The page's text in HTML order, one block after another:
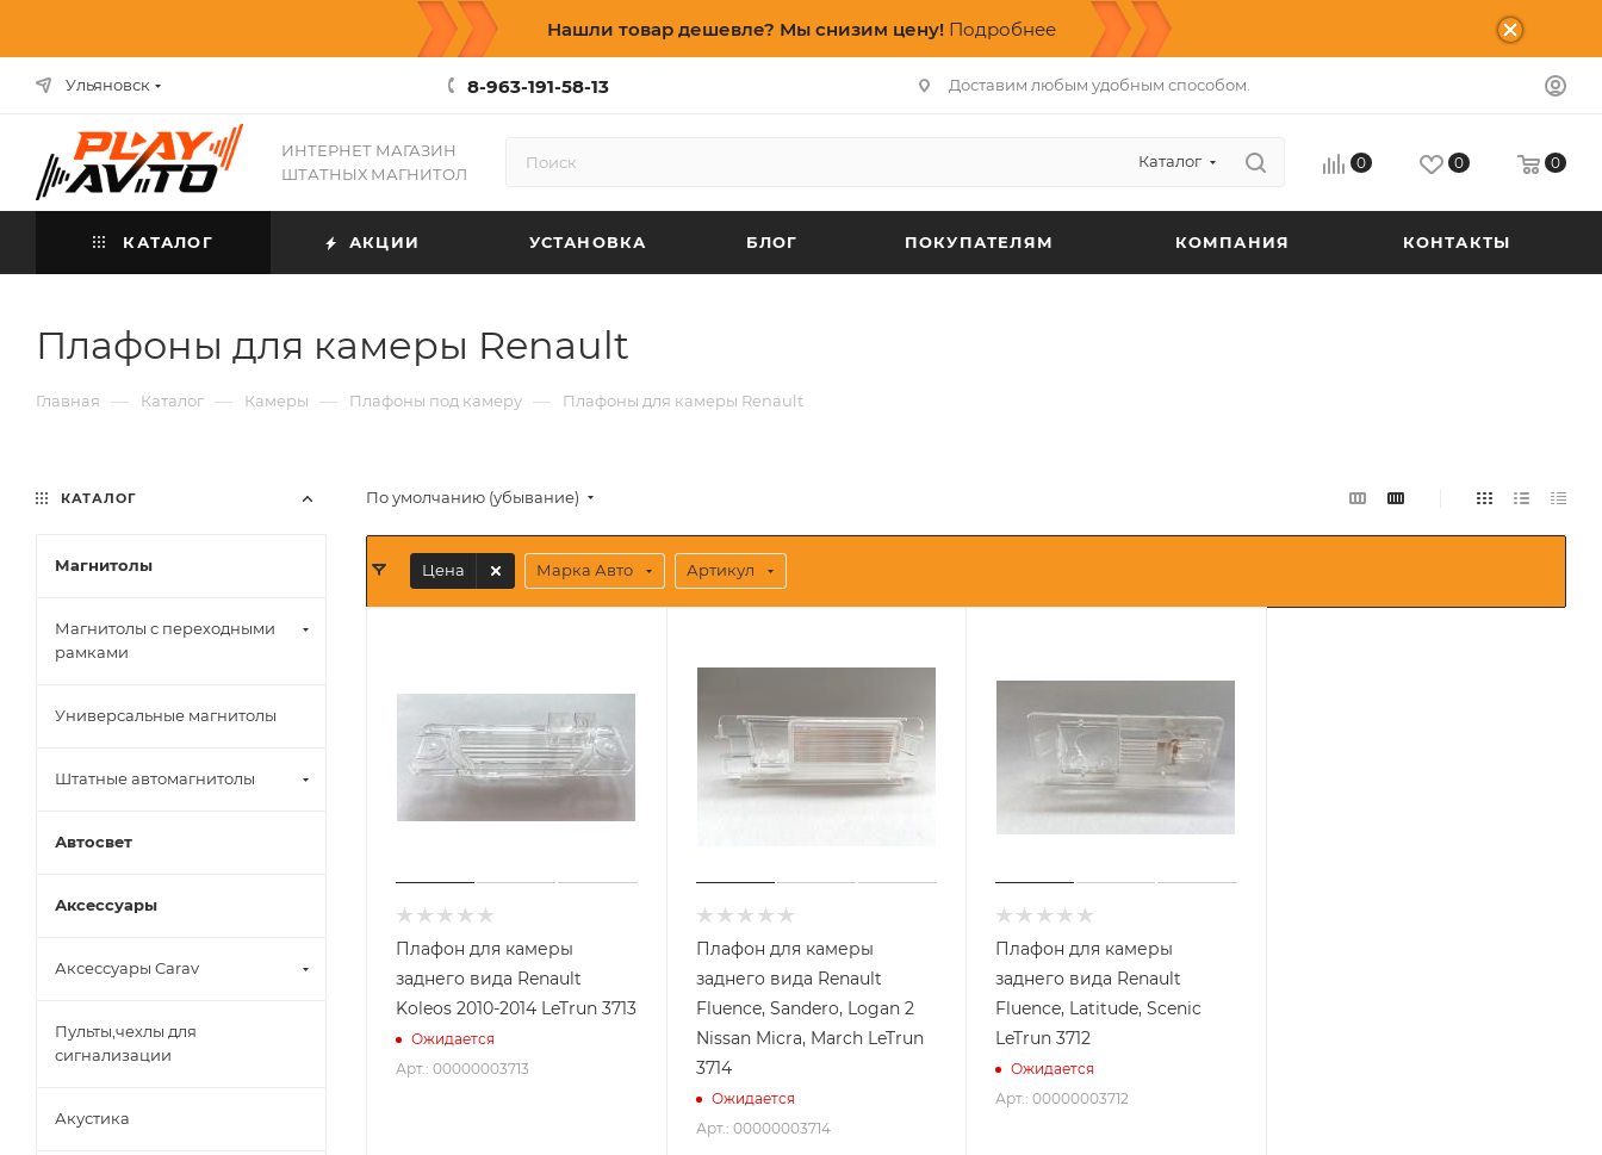
Нашли товар дешевле? Мы снизим цену! Подробнее
Ульяновск 8-963-191-58-13 Доставим любым удобным способом.
ИНТЕРНЕТ МАГАЗИН
ШТАТНЫХ МАГНИТОЛ
Каталог 0 0 0
КАТАЛОГ АКЦИИ УСТАНОВКА БЛОГ ПОКУПАТЕЛЯМ КОМПАНИЯ КОНТАКТЫ
Плафоны для камеры Renault
Главная — Каталог — Камеры — Плафоны под камеру — Плафоны для камеры Renault
По умолчанию (убывание)
Цена Марка Авто Артикул
Плафон для камеры
заднего вида Renault
Koleos 2010-2014 LeTrun 3713
Ожидается
Арт.: 00000003713
Плафон для камеры
заднего вида Renault
Fluence, Sandero, Logan 2
Nissan Micra, March LeTrun
3714
Ожидается
Арт.: 00000003714
Плафон для камеры
заднего вида Renault
Fluence, Latitude, Scenic
LeTrun 3712
Ожидается
Арт.: 00000003712
КАТАЛОГ
Магнитолы
Магнитолы с переходными
рамками
Универсальные магнитолы
Штатные автомагнитолы
Автосвет
Аксессуары
Аксессуары Carav
Пульты,чехлы для
сигнализации
Акустика